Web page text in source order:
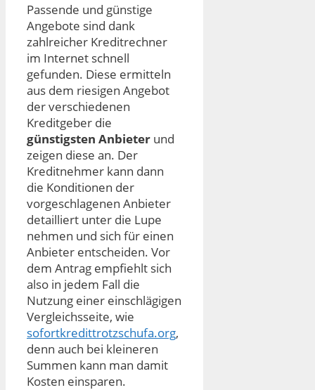
Passende und günstige
Angebote sind dank
zahlreicher Kreditrechner
im Internet schnell
gefunden. Diese ermitteln
aus dem riesigen Angebot
der verschiedenen
Kreditgeber die
günstigsten Anbieter und
zeigen diese an. Der
Kreditnehmer kann dann
die Konditionen der
vorgeschlagenen Anbieter
detailliert unter die Lupe
nehmen und sich für einen
Anbieter entscheiden. Vor
dem Antrag empfiehlt sich
also in jedem Fall die
Nutzung einer einschlägigen
Vergleichsseite, wie
sofortkredittrotzschufa.org,
denn auch bei kleineren
Summen kann man damit
Kosten einsparen.